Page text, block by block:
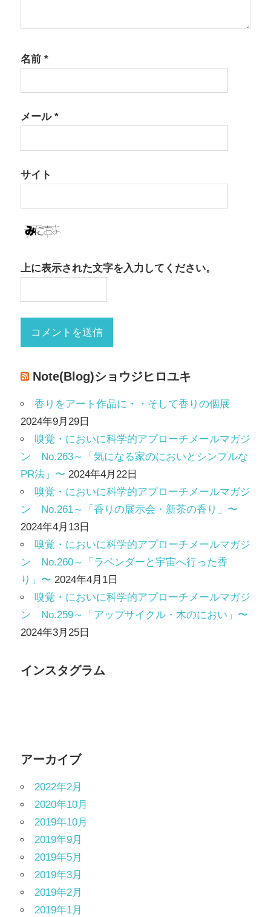
名前 *
メール *
サイト
上に表示された文字を入力してください。
Note(Blog)ショウジヒロユキ
香りをアート作品に・・そして香りの個展
2024年9月29日
嗅覚・においに科学的アプローチメールマガジ
ン No.263～「気になる家のにおいとシンプルな
PR法」〜 2024年4月22日
嗅覚・においに科学的アプローチメールマガジ
ン No.261～「香りの展示会・新茶の香り」〜
2024年4月13日
嗅覚・においに科学的アプローチメールマガジ
ン No.260～「ラベンダーと宇宙へ行った香
り」〜 2024年4月1日
嗅覚・においに科学的アプローチメールマガジ
ン No.259～「アップサイクル・木のにおい」〜
2024年3月25日
インスタグラム
アーカイブ
2022年2月
2020年10月
2019年10月
2019年9月
2019年5月
2019年3月
2019年2月
2019年1月